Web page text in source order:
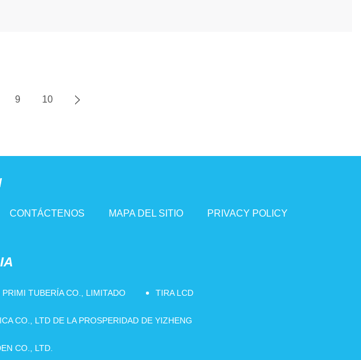
9 10
CONTÁCTENOS MAPA DEL SITIO PRIVACY POLICY
PRIMI TUBERÍA CO., LIMITADO TIRA LCD
CO., LTD DE LA PROSPERIDAD DE YIZHENG
CO., LTD.